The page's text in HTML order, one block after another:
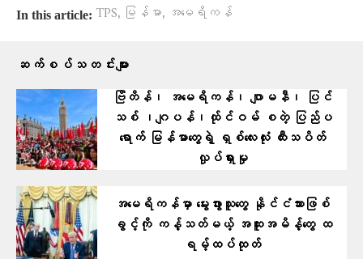
In this article: TPS, မြန်မာ, အမေရိကန်
ဆက်စပ်သတင်းများ
ဗြိတိန်၊ အမေရိကန်၊ ဂျာမနီ၊ ပြင်
သစ် ၊ဂျပန်၊ထ်ုင်ဝမ် စတဲ့ ပြ​ည်ပ
ရောက် မြန်မာတွေရဲ့ ရှစ်လေးလုံး ထီးသပိတ်
လှုပ်ရှားမှု
အမေရိကန်မှာ မွေးဖွားသူတွေ နိုင်ငံသားဖြစ်
ခွင့်ကို ကန့်သတ်မယ့် အထူးအမိန့်တွေ ထ
ရမ့်ထပ်ထုတ်